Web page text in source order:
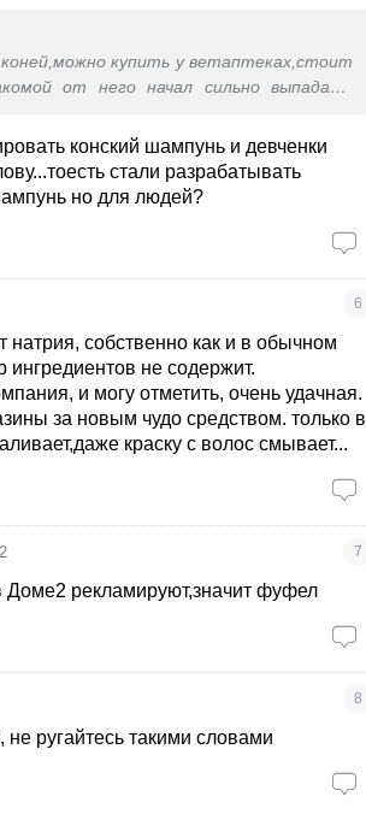
купить у ветаптеках,стоит
от него начал сильно выпадать
же, решать только вам. Не
и помните, что все мы разные.
посоветуйтесь со специалистами
то – просто бизнес. И чтобы этот
готовы на всё, и даже на то, чтобы вы
не бизнесмену же без волос ходить.
конский шампунь и девченки
стали разрабатывать
но для людей?
6
натрия, собственно как и в обычном
не содержит.
и могу отметить, очень удачная.
за новым чудо средством. только в
краску с волос смывает...
7
Доме2 рекламируют,значит фуфел
8
не ругайтесь такими словами